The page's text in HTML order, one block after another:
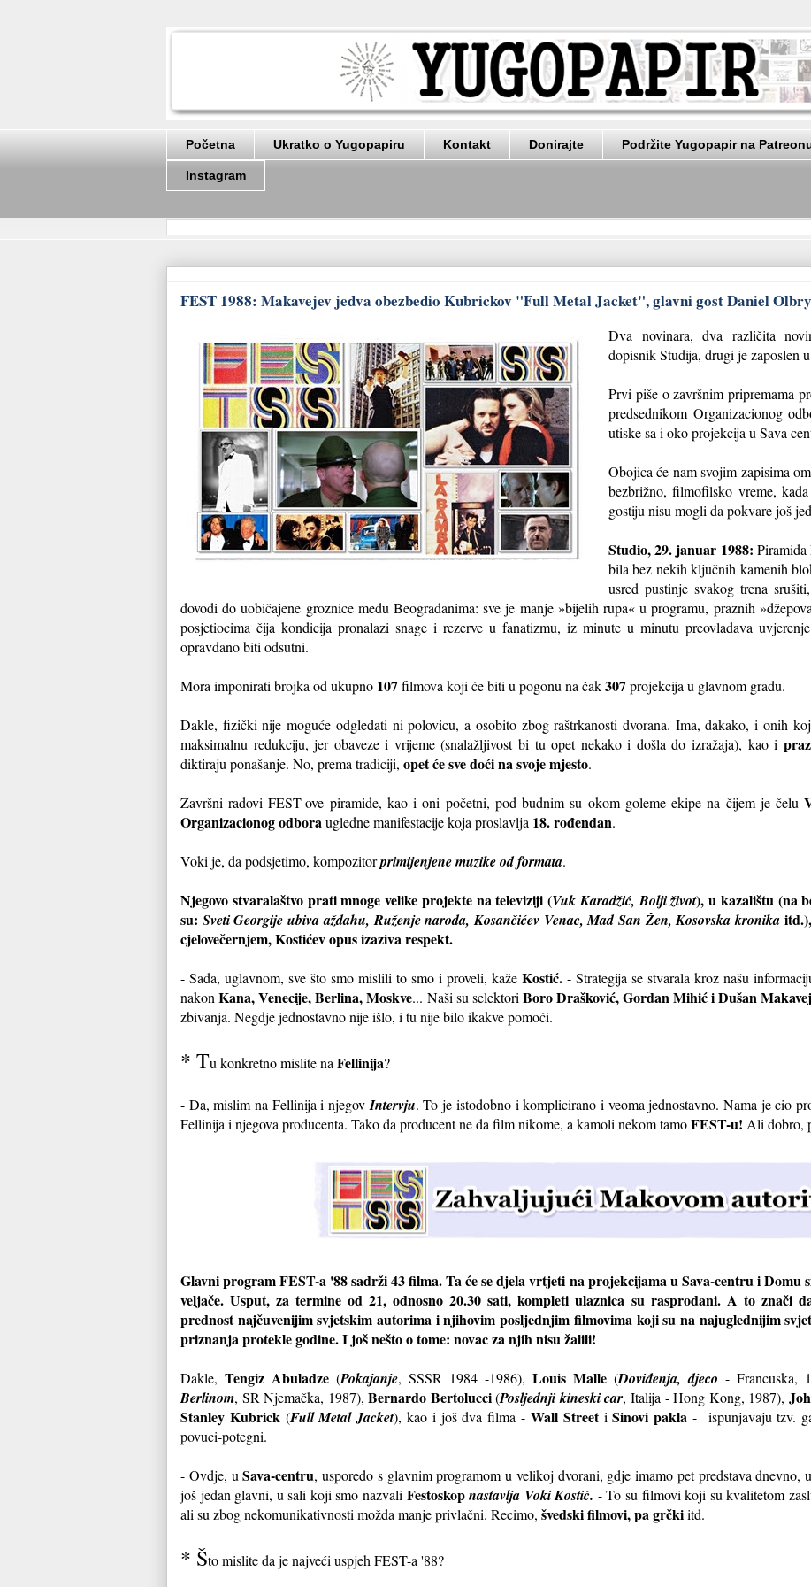
Početna Ukratko o Yugopapiru Kontakt Donirajte Podržite Yugopapir na
Instagram
FEST 1988: Makavejev jedva obezbedio Kubrickov "Full Metal Jacket", glavni gost Daniel
Dva novinara, dva različita
dopisnik Studija, drugi je zaposlen
Prvi piše o završnim pripremama
predsednikom Organizacionog
utiske sa i oko projekcija u Sava
Obojica će nam svojim zapisima
bezbrižno, filmofilsko vreme,
gostiju nisu mogli da pokvare još
Studio, 29. januar 1988:
bila bez nekih ključnih kamenih
usred pustinje svakog trena
dovodi do uobičajene groznice među Beograđanima: sve je manje »bijelih rupa« u programu, praznih
posjetiocima čija kondicija pronalazi snage i rezerve u fanatizmu, iz minute u minutu preovladava
opravdano biti odsutni.
Mora imponirati brojka od ukupno 107filmova koji će biti u pogonu na čak307projekcija u glavnom gradu.
Dakle, fizički nije moguće odgledati ni polovicu, a osobito zbog raštrkanosti dvorana. Ima, dakako, i onih
maksimalnu redukciju, jer obaveze i vrijeme (snalažljivost bi tu opet nekako i došla do izražaja), kao i
diktiraju ponašanje. No, prema tradiciji, opet će sve doći na svoje mjesto.
Završni radovi FEST-ove piramide, kao i oni početni, pod budnim su okom goleme ekipe na čijem je čelu
Organizacionog odbora ugledne manifestacije koja proslavlja 18. rođendan.
Voki je, da podsjetimo, kompozitorprimijenjene muzike od formata.
Njegovo stvaralaštvo prati mnoge velike projekte na televiziji (Vuk Karadžić, Bolji život), u kazalištu (na
su: Sveti Georgije ubiva aždahu, Ruženje naroda, Kosančićev Venac, Mad San Žen, Kosovska kronika
cjelovečernjem, Kostićev opus izaziva respekt.
- Sada, uglavnom, sve što smo mislili to smo i proveli, kaže Kostić. - Strategija se stvarala kroz našu
nakon Kana, Venecije, Berlina, Moskve... Naši su selektori Boro Drašković, Gordan Mihić i Dušan
zbivanja. Negdje jednostavno nije išlo, i tu nije bilo ikakve pomoći.
* Tu konkretno mislite na Fellinija?
- Da, mislim na Fellinija i njegovIntervju. To je istodobno i komplicirano i veoma jednostavno. Nama je cio
Fellinija i njegova producenta. Tako da producent ne da film nikome, a kamoli nekom tamoFEST-u! Ali dobro,
Glavni program FEST-a '88 sadrži 43 filma. Ta će se djela vrtjeti na projekcijama u Sava-centru i Domu
veljače. Usput, za termine od 21, odnosno 20.30 sati, kompleti ulaznica su rasprodani. A to znači
prednost najčuvenijim svjetskim autorima i njihovim posljednjim filmovima koji su na najuglednijim
priznanja protekle godine. I još nešto o tome: novac za njih nisu žalili!
Dakle, Tengiz Abuladze (Pokajanje, SSSR 1984 -1986), Louis Malle (Doviđenja, djeco - Francuska,
Berlinom, SR Njemačka, 1987),Bernardo Bertolucci(Posljednji kineski car, Italija - Hong Kong, 1987),
Stanley Kubrick (Full Metal Jacket), kao i još dva filma - Wall StreetiSinovi pakla - ispunjavaju tzv.
povuci-potegni.
- Ovdje, u Sava-centru, usporedo s glavnim programom u velikoj dvorani, gdje imamo pet predstava dnevno, u
još jedan glavni, u sali koji smo nazvali Festoskop nastavlja Voki Kostić. - To su filmovi koji su kvalitetom
ali su zbog nekomunikativnosti možda manje privlačni. Recimo, švedski filmovi, pa grčkiitd.
* Što mislite da je najveći uspjeh FEST-a '88?